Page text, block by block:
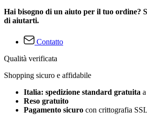
Hai bisogno di un aiuto per il tuo ordine?
di aiutarti.
Contatto
Qualità verificata
Shopping sicuro e affidabile
Italia: spedizione standard gratuita
Reso gratuito
Pagamento sicuro con crittografia SSL